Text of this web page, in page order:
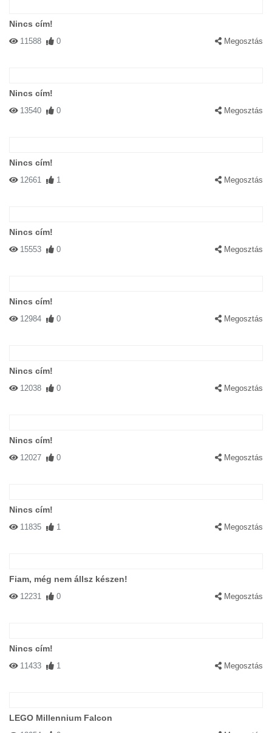
Nincs cím!
11588 0 Megosztás
Nincs cím!
13540 0 Megosztás
Nincs cím!
12661 1 Megosztás
Nincs cím!
15553 0 Megosztás
Nincs cím!
12984 0 Megosztás
Nincs cím!
12038 0 Megosztás
Nincs cím!
12027 0 Megosztás
Nincs cím!
11835 1 Megosztás
Fiam, még nem állsz készen!
12231 0 Megosztás
Nincs cím!
11433 1 Megosztás
LEGO Millennium Falcon